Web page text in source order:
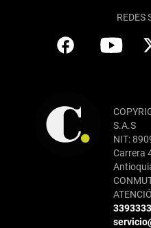
REDES
S.A.S
NIT:
Carrera
3393333